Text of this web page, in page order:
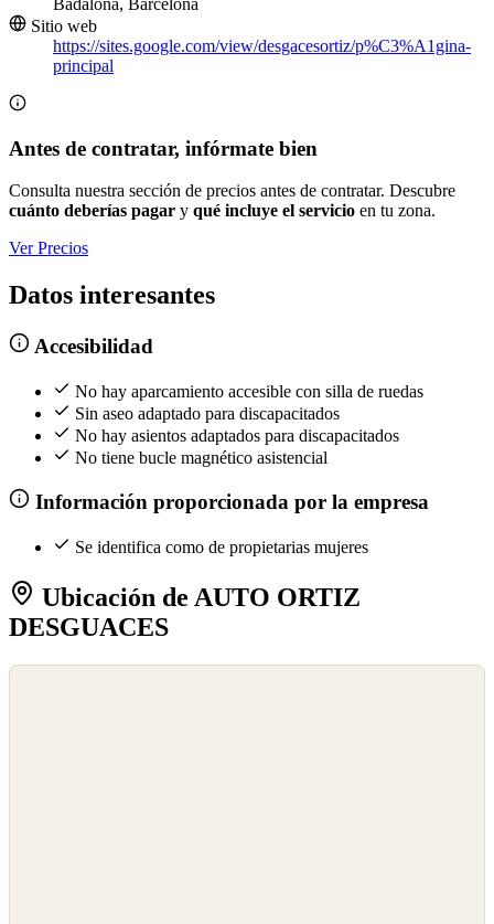
Badalona, Barcelona
Sitio web
https://sites.google.com/view/desgacesortiz/p%C3%A1gina-
principal
Antes de contratar, infórmate bien
Consulta nuestra sección de precios antes de contratar. Descubre
cuánto deberías pagar y qué incluye el servicio en tu zona.
Ver Precios
Datos interesantes
Accesibilidad
No hay aparcamiento accesible con silla de ruedas
Sin aseo adaptado para discapacitados
No hay asientos adaptados para discapacitados
No tiene bucle magnético asistencial
Información proporcionada por la empresa
Se identifica como de propietarias mujeres
Ubicación de AUTO ORTIZ
DESGUACES